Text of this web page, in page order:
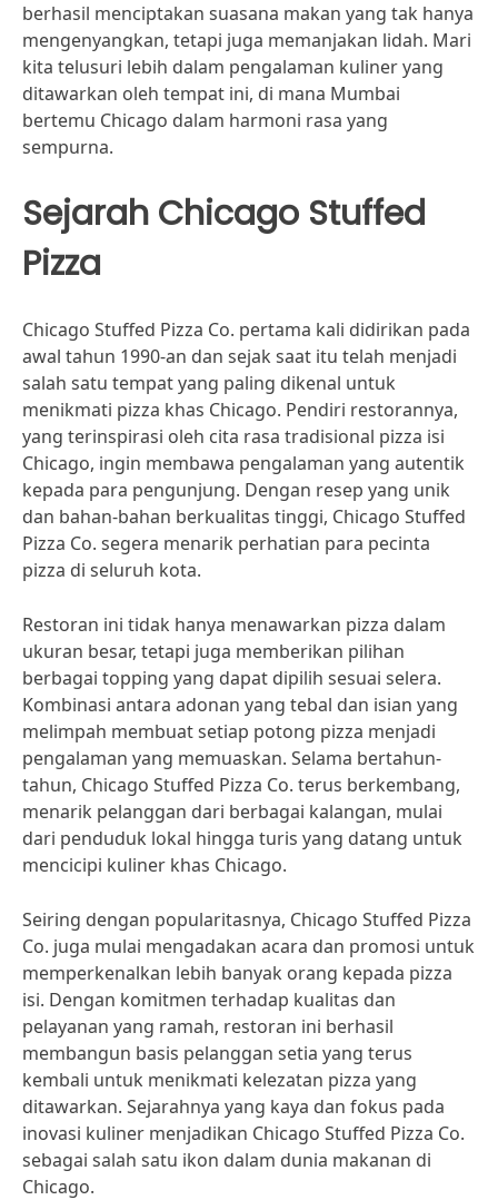
berhasil menciptakan suasana makan yang tak hanya
mengenyangkan, tetapi juga memanjakan lidah. Mari
kita telusuri lebih dalam pengalaman kuliner yang
ditawarkan oleh tempat ini, di mana Mumbai
bertemu Chicago dalam harmoni rasa yang
sempurna.
Sejarah Chicago Stuffed
Pizza
Chicago Stuffed Pizza Co. pertama kali didirikan pada
awal tahun 1990-an dan sejak saat itu telah menjadi
salah satu tempat yang paling dikenal untuk
menikmati pizza khas Chicago. Pendiri restorannya,
yang terinspirasi oleh cita rasa tradisional pizza isi
Chicago, ingin membawa pengalaman yang autentik
kepada para pengunjung. Dengan resep yang unik
dan bahan-bahan berkualitas tinggi, Chicago Stuffed
Pizza Co. segera menarik perhatian para pecinta
pizza di seluruh kota.
Restoran ini tidak hanya menawarkan pizza dalam
ukuran besar, tetapi juga memberikan pilihan
berbagai topping yang dapat dipilih sesuai selera.
Kombinasi antara adonan yang tebal dan isian yang
melimpah membuat setiap potong pizza menjadi
pengalaman yang memuaskan. Selama bertahun-
tahun, Chicago Stuffed Pizza Co. terus berkembang,
menarik pelanggan dari berbagai kalangan, mulai
dari penduduk lokal hingga turis yang datang untuk
mencicipi kuliner khas Chicago.
Seiring dengan popularitasnya, Chicago Stuffed Pizza
Co. juga mulai mengadakan acara dan promosi untuk
memperkenalkan lebih banyak orang kepada pizza
isi. Dengan komitmen terhadap kualitas dan
pelayanan yang ramah, restoran ini berhasil
membangun basis pelanggan setia yang terus
kembali untuk menikmati kelezatan pizza yang
ditawarkan. Sejarahnya yang kaya dan fokus pada
inovasi kuliner menjadikan Chicago Stuffed Pizza Co.
sebagai salah satu ikon dalam dunia makanan di
Chicago.